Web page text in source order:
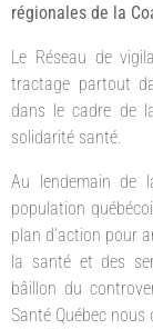
régionales de la
Le Réseau de
tractage partout
dans le cadre de
solidarité santé.
Au lendemain de
population
plan d’action pour
la santé et des
bâillon du
Santé Québec